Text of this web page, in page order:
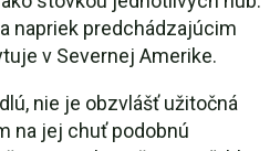
napriek predchádzajúcim
v Severnej Amerike.
nie je obzvlášť užitočná
na jej chuť podobnú